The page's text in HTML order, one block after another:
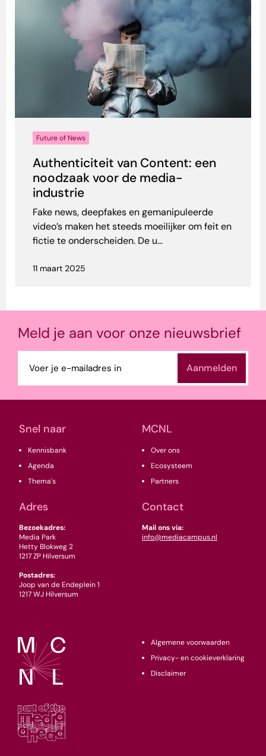
Future of News
Authenticiteit van Content: een
noodzaak voor de media-
industrie
Fake news, deepfakes en gemanipuleerde
video’s maken het steeds moeilijker om feit en
fictie te onderscheiden. De u...
11 maart 2025
Snel naar
Kennisbank
Agenda
Thema's
MCNL
Over ons
Ecosysteem
Partners
Adres
Bezoekadres:
Media Park
Hetty Blokweg 2
1217 ZP Hilversum
Postadres:
Joop van de Endeplein 1
1217 WJ Hilversum
Contact
Mail ons via:
info@mediacampus.nl
Meld je aan voor onze nieuwsbrief
mailadres
(Vereist)
Algemene voorwaarden
Privacy- en cookieverklaring
Disclaimer